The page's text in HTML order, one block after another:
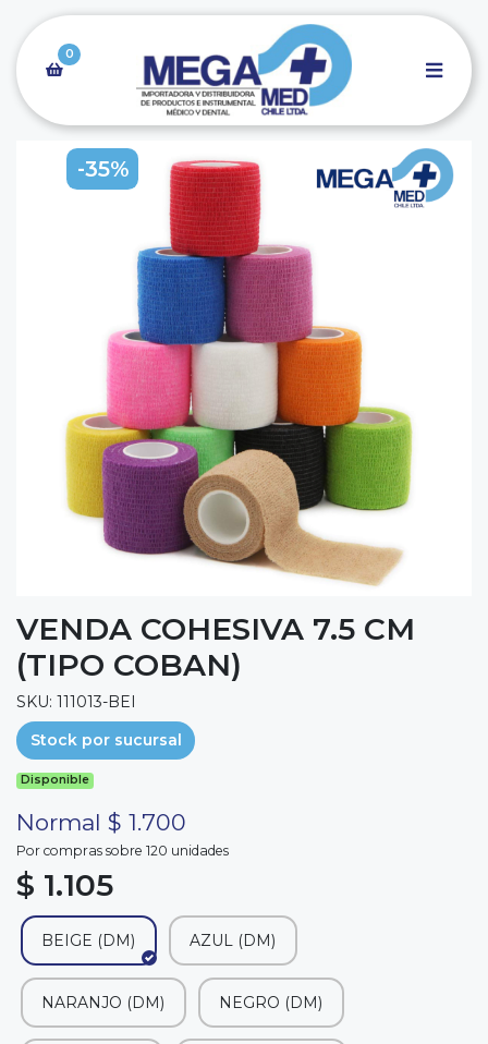
0
-35%
VENDA COHESIVA 7.5 CM
(TIPO COBAN)
SKU: 111013-BEI
Stock por sucursal
Disponible
Normal $ 1.700
Por compras sobre 120 unidades
$ 1.105
BEIGE (DM) AZUL (DM)
NARANJO (DM) NEGRO (DM)